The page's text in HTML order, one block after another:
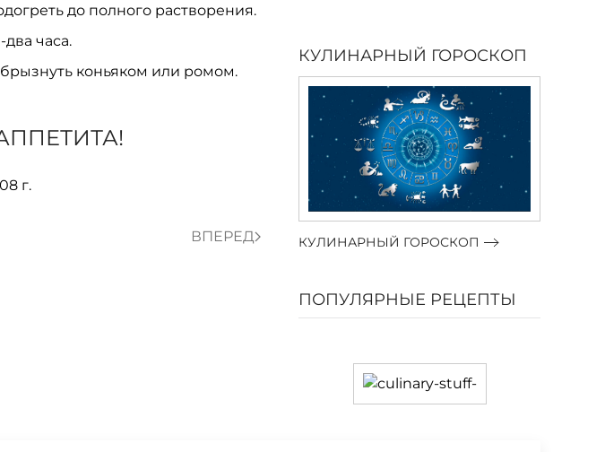
до полного растворения.
часа.
коньяком или ромом.
г.
ВПЕРЕД
КУЛИНАРНЫЙ ГОРОСКОП
КУЛИНАРНЫЙ ГОРОСКОП
ПОПУЛЯРНЫЕ РЕЦЕПТЫ